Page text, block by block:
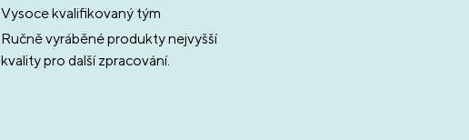
Vysoce kvalifikovaný tým
Ručně vyráběné produkty nejvyšší
kvality pro další zpracování.